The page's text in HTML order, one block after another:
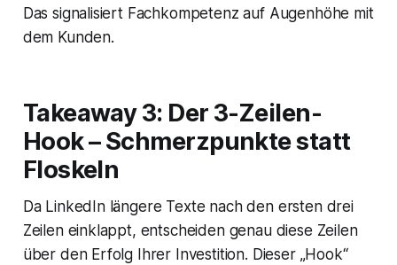
Das signalisiert Fachkompetenz auf Augenhöhe mit
dem Kunden.
Takeaway 3: Der 3-Zeilen-
Hook – Schmerzpunkte statt
Floskeln
Da LinkedIn längere Texte nach den ersten drei
Zeilen einklappt, entscheiden genau diese Zeilen
über den Erfolg Ihrer Investition. Dieser „Hook“